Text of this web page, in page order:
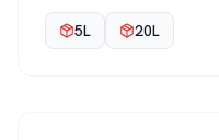
5L 20L